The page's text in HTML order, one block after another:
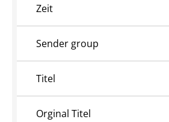
Zeit
Sender group
Titel
Orginal Titel